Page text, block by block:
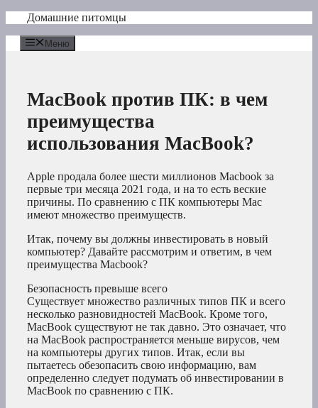
Перейти
содержимому
Домашние питомцы
Меню
MacBook против ПК: в чем
преимущества
использования MacBook?
Apple продала более шести миллионов Macbook за
первые три месяца 2021 года, и на то есть веские
причины. По сравнению с ПК компьютеры Mac
имеют множество преимуществ.
Итак, почему вы должны инвестировать в новый
компьютер? Давайте рассмотрим и ответим, в чем
преимущества Macbook?
Безопасность превыше всего
Существует множество различных типов ПК и всего
несколько разновидностей MacBook. Кроме того,
MacBook существуют не так давно. Это означает, что
на MacBook распространяется меньше вирусов, чем
на компьютеры других типов. Итак, если вы
пытаетесь обезопасить свою информацию, вам
определенно следует подумать об инвестировании в
MacBook по сравнению с ПК.